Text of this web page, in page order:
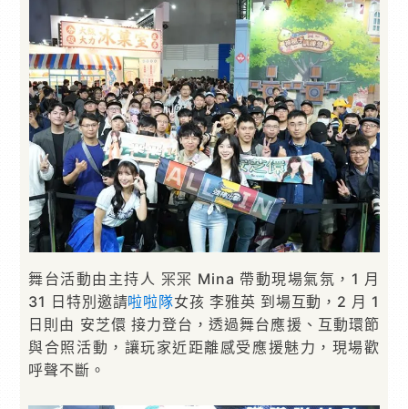
舞台活動由主持人 冞冞 Mina 帶動現場氣氛，1 月
31 日特別邀請啦啦隊女孩 李雅英 到場互動，2 月 1
日則由 安芝儇 接力登台，透過舞台應援、互動環節
與合照活動，讓玩家近距離感受應援魅力，現場歡
呼聲不斷。